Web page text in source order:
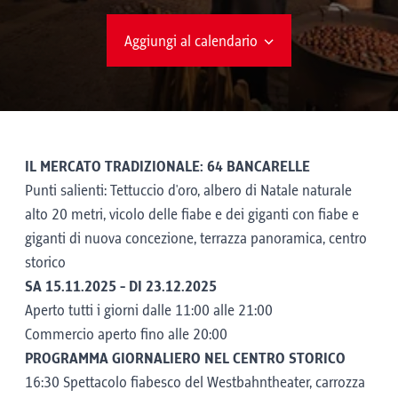
Aggiungi al calendario
IL MERCATO TRADIZIONALE: 64 BANCARELLE
Punti salienti: Tettuccio d'oro, albero di Natale naturale
alto 20 metri, vicolo delle fiabe e dei giganti con fiabe e
giganti di nuova concezione, terrazza panoramica, centro
storico
SA 15.11.2025 - DI 23.12.2025
Aperto tutti i giorni dalle 11:00 alle 21:00
Commercio aperto fino alle 20:00
PROGRAMMA GIORNALIERO NEL CENTRO STORICO
16:30 Spettacolo fiabesco del Westbahntheater, carrozza